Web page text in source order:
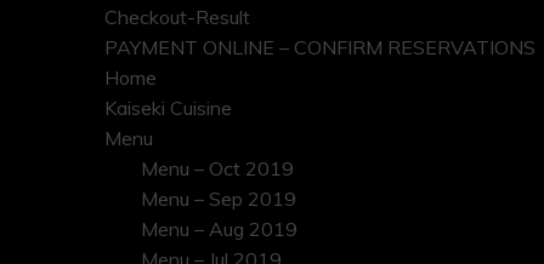
Checkout-Result
PAYMENT ONLINE – CONFIRM RESERVATIONS
Home
Kaiseki Cuisine
Menu
Menu – Oct 2019
Menu – Sep 2019
Menu – Aug 2019
Menu – Jul 2019